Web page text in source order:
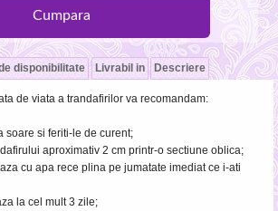
disponibilitate Livrabil in Descriere
de viata a trandafirilor va recomandam:
soare si feriti-le de curent;
aproximativ 2 cm printr-o sectiune oblica;
cu apa rece plina pe jumatate imediat ce i-ati
la cel mult 3 zile;